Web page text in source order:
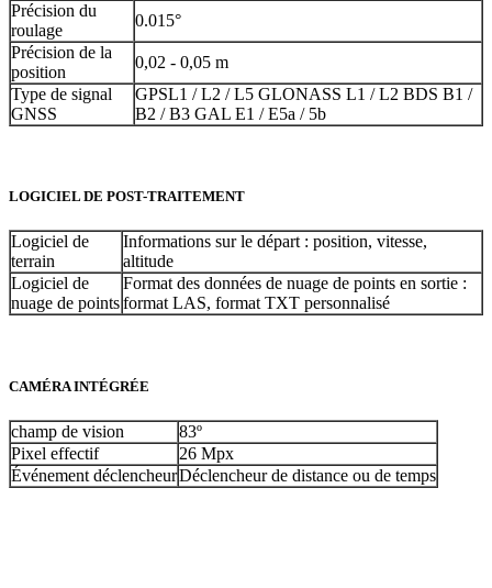
Précision du
roulage
0.015°
Précision de la
position
0,02 - 0,05 m
Type de signal
GNSS
GPSL1 / L2 / L5 GLONASS L1 / L2 BDS B1 /
B2 / B3 GAL E1 / E5a / 5b
LOGICIEL DE POST-TRAITEMENT
Logiciel de
terrain
Informations sur le départ : position, vitesse,
altitude
Logiciel de
nuage de points
Format des données de nuage de points en sortie :
format LAS, format TXT personnalisé
CAMÉRA INTÉGRÉE
champ de vision
83º
Pixel effectif
26 Mpx
Événement déclencheurDéclencheur de distance ou de temps